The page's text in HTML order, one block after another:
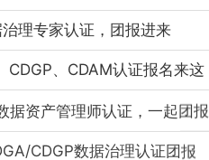
理专家认证，团报进来
、CDAM认证报名来这
据资产管理师认证，一起团报
CDGP数据治理认证团报